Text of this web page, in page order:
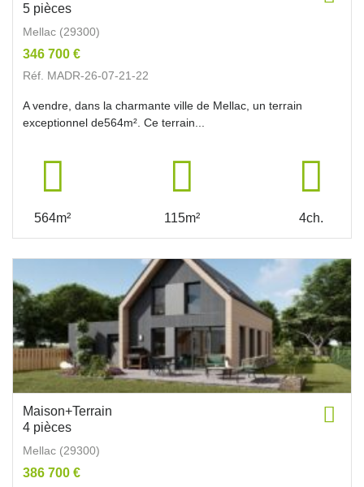
5 pièces
Mellac (29300)
346 700 €
Réf. MADR-26-07-21-22
A vendre, dans la charmante ville de Mellac, un terrain
exceptionnel de564m². Ce terrain...
564m² 115m² 4ch.
Maison+Terrain
4 pièces
Mellac (29300)
386 700 €